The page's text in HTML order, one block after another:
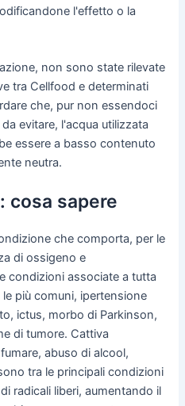
l'effetto o la
non sono state rilevate
tra Cellfood e determinati
che, pur non essendoci
evitare, l'acqua utilizzata
essere a basso contenuto
neutra.
cosa sapere
che comporta, per le
di ossigeno e
condizioni associate a tutta
più comuni, ipertensione
ictus, morbo di Parkinson,
di tumore. Cattiva
abuso di alcool,
tra le principali condizioni
radicali liberi, aumentando il